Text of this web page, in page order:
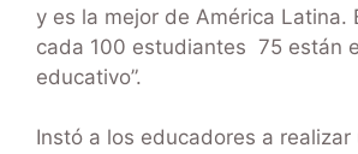
y es la mejor de América Latina.
cada 100 estudiantes 75 están
educativo”.
Instó a los educadores a realizar